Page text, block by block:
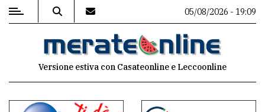
MENU
05/08/2026 - 19:09
Versione estiva con Casateonline e Leccoonline